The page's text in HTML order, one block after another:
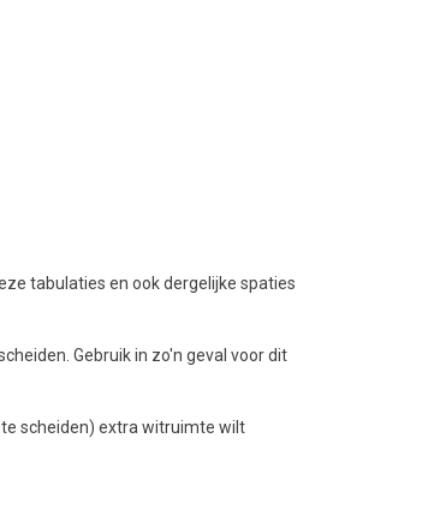
tabulaties en ook dergelijke spaties
Gebruik in zo'n geval voor dit
scheiden) extra witruimte wilt